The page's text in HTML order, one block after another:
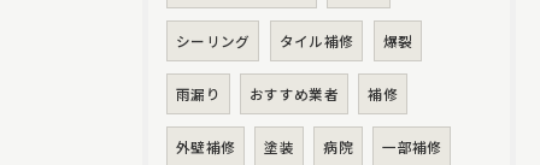
シーリング タイル補修 爆裂
雨漏り おすすめ業者 補修
外壁補修 塗装 病院 一部補修